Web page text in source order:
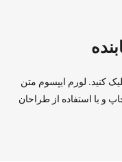
کنید. لورم ایپسوم متن
و با استفاده از طراحان